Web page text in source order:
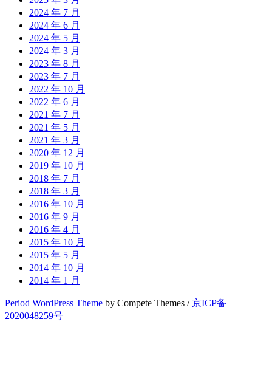
2024 年 7 月
2024 年 6 月
2024 年 5 月
2024 年 3 月
2023 年 8 月
2023 年 7 月
2022 年 10 月
2022 年 6 月
2021 年 7 月
2021 年 5 月
2021 年 3 月
2020 年 12 月
2019 年 10 月
2018 年 7 月
2018 年 3 月
2016 年 10 月
2016 年 9 月
2016 年 4 月
2015 年 10 月
2015 年 5 月
2014 年 10 月
2014 年 1 月
Period WordPress Theme by Compete Themes /京ICP备
2020048259号